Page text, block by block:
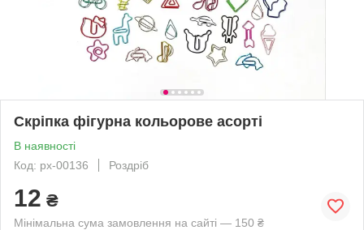
Скріпка фігурна кольорове асорті
В наявності
Код: px-00136
Роздріб
12 ₴
Мінімальна сума замовлення на сайті — 150 ₴